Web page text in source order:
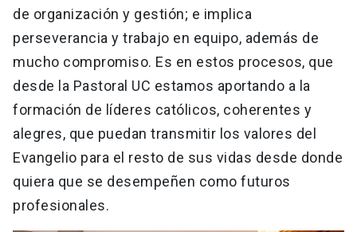
de organización y gestión; e implica
perseverancia y trabajo en equipo, además de
mucho compromiso. Es en estos procesos, que
desde la Pastoral UC estamos aportando a la
formación de líderes católicos, coherentes y
alegres, que puedan transmitir los valores del
Evangelio para el resto de sus vidas desde donde
quiera que se desempeñen como futuros
profesionales.